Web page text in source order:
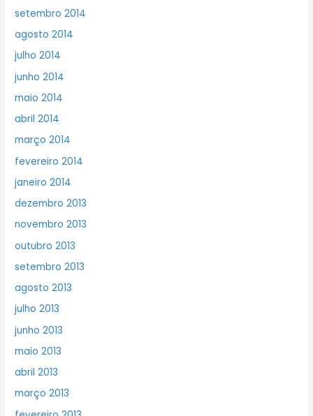
setembro 2014
agosto 2014
julho 2014
junho 2014
maio 2014
abril 2014
março 2014
fevereiro 2014
janeiro 2014
dezembro 2013
novembro 2013
outubro 2013
setembro 2013
agosto 2013
julho 2013
junho 2013
maio 2013
abril 2013
março 2013